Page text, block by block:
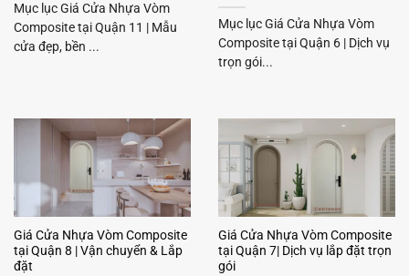
Mục lục Giá Cửa Nhựa Vòm
Composite tại Quận 11 | Mẫu
cửa đẹp, bền ...
Mục lục Giá Cửa Nhựa Vòm
Composite tại Quận 6 | Dịch vụ
trọn gói...
Giá Cửa Nhựa Vòm Composite
tại Quận 8 | Vận chuyển & Lắp
đặt
Giá Cửa Nhựa Vòm Composite
tại Quận 7| Dịch vụ lắp đặt trọn
gói